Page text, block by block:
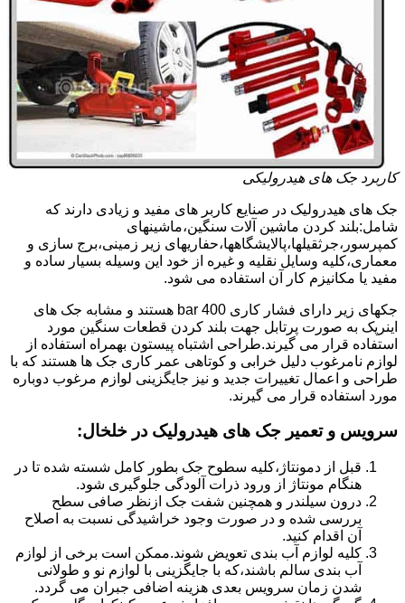
کاربرد جک های هیدرولیکی
جک های هیدرولیک در صنایع کاربر های مفید و زیادی دارند که
شامل:بلند کردن ماشین آلات سنگین،ماشینهای
کمپرسور،جرثقیلها،پالایشگاهها،حفاریهای زیر زمینی،برج سازی و
معماری،کلیه وسایل نقلیه و غیره از خود این وسیله بسیار ساده و
مفید یا مکانیزم کار آن استفاده می شود.
جکهای زیر دارای فشار کاری 400 bar هستند و مشابه جک های
اینرپک به صورت پرتابل جهت بلند کردن قطعات سنگین مورد
استفاده قرار می گیرند.طراحی اشتباه پیستون بهمراه استفاده از
لوازم نامرغوب دلیل خرابی و کوتاهی عمر کاری جک ها هستند که با
طراحی و اعمال تغییرات جدید و نیز جایگزینی لوازم مرغوب دوباره
مورد استفاده قرار می گیرند.
سرویس و تعمیر جک های هیدرولیک در خلخال:
قبل از دمونتاژ،کلیه سطوح جک بطور کامل شسته شده تا در
هنگام مونتاژ از ورود ذرات آلودگی جلوگیری شود.
درون سیلندر و همچنین شفت جک ازنظر صافی سطح
بررسی شده و در صورت وجود خراشیدگی نسبت به اصلاح
آن اقدام کنید.
کلیه لوازم آب بندی تعویض شوند.ممکن است برخی از لوازم
آب بندی سالم باشند،که با جایگزینی با لوازم نو و طولانی
شدن زمان سرویس بعدی هزینه اضافی جبران می گردد.